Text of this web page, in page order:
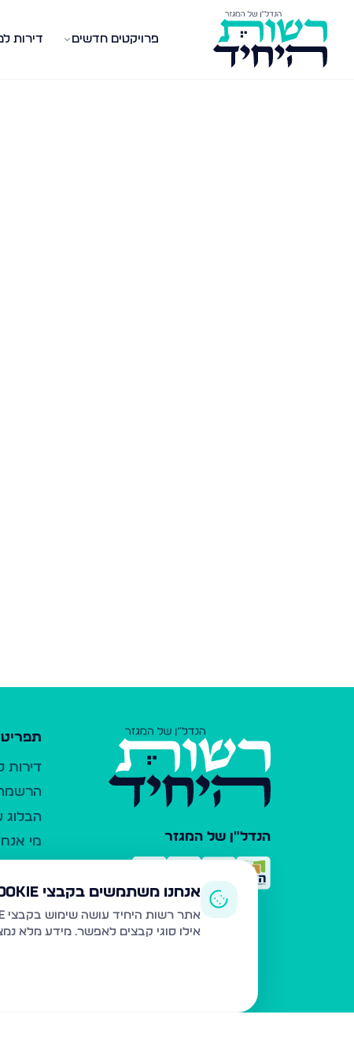
פרויקטים חדשים דירות
הנדל"ן של המגזר
דירות
הרשמה
הבלוג
מי
כלי
פרסום
משרדי
אנחנו משתמשים בקבצי Cookie
אתר רשות היחיד עושה שימוש בקבצי Cookie ובטכנולוגיות דומות לצורך תפעול האתר, שיפור חוויית המשתמש, ניתוח שימוש ושיווק מותאם.
אילו סוגי קבצים לאפשר. מידע מלא